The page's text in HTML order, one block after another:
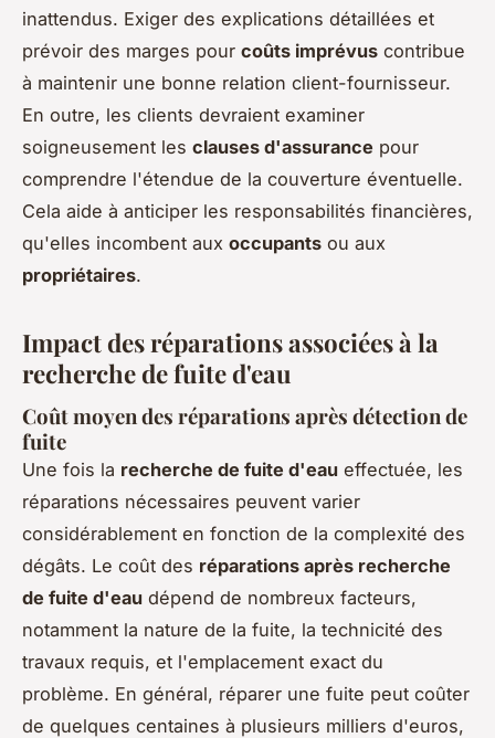
inattendus. Exiger des explications détaillées et
prévoir des marges pour coûts imprévus contribue
à maintenir une bonne relation client-fournisseur.
En outre, les clients devraient examiner
soigneusement les clauses d'assurance pour
comprendre l'étendue de la couverture éventuelle.
Cela aide à anticiper les responsabilités financières,
qu'elles incombent aux occupants ou aux
propriétaires.
Impact des réparations associées à la
recherche de fuite d'eau
Coût moyen des réparations après détection de
fuite
Une fois la recherche de fuite d'eau effectuée, les
réparations nécessaires peuvent varier
considérablement en fonction de la complexité des
dégâts. Le coût des réparations après recherche
de fuite d'eau dépend de nombreux facteurs,
notamment la nature de la fuite, la technicité des
travaux requis, et l'emplacement exact du
problème. En général, réparer une fuite peut coûter
de quelques centaines à plusieurs milliers d'euros,